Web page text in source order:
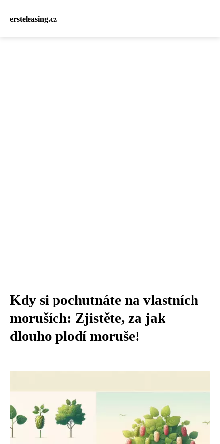
ersteleasing.cz
Kdy si pochutnáte na vlastních
moruších: Zjistěte, za jak
dlouho plodí moruše!